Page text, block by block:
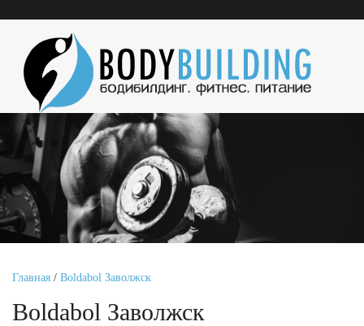
Главная / Boldabol Заволжск
Boldabol Заволжск